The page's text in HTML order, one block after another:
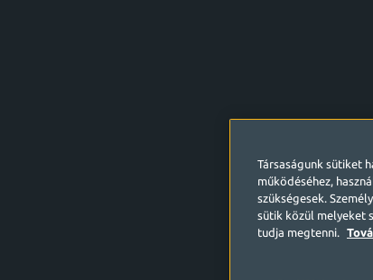
Társaságunk sütiket
működéséhez,
szükségesek.
sütik közül melyeket
tudja megtenni.